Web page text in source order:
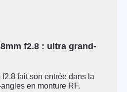
f2.8 : ultra grand-
fait son entrée dans la
en monture RF.